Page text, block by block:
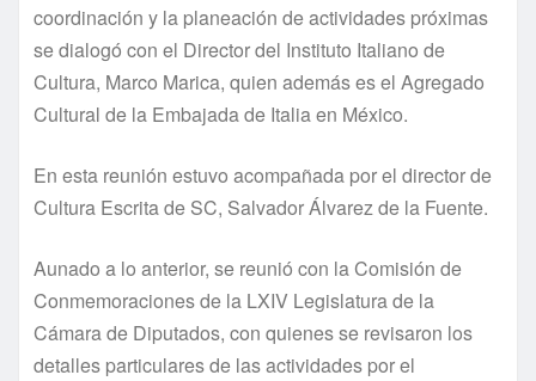
coordinación y la planeación de actividades próximas
se dialogó con el Director del Instituto Italiano de
Cultura, Marco Marica, quien además es el Agregado
Cultural de la Embajada de Italia en México.
En esta reunión estuvo acompañada por el director de
Cultura Escrita de SC, Salvador Álvarez de la Fuente.
Aunado a lo anterior, se reunió con la Comisión de
Conmemoraciones de la LXIV Legislatura de la
Cámara de Diputados, con quienes se revisaron los
detalles particulares de las actividades por el